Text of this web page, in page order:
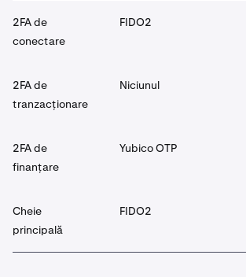
2FA de
conectare
FIDO2
2FA de
tranzacționare
Niciunul
2FA de
finanțare
Yubico OTP
Cheie
principală
FIDO2